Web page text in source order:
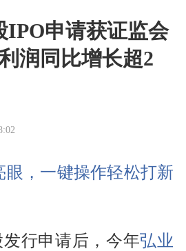
IPO申请获证监会
润同比增长超2
眼，一键操作轻松打新
行申请后，今年弘业